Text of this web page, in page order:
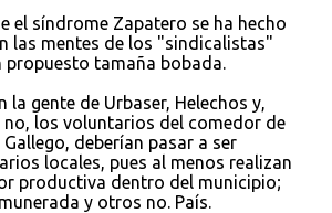
el síndrome Zapatero se ha hecho
las mentes de los "sindicalistas"
propuesto tamaña bobada.
la gente de Urbaser, Helechos y,
no, los voluntarios del comedor de
deberían pasar a ser
locales, pues al menos realizan
productiva dentro del municipio;
y otros no. País.